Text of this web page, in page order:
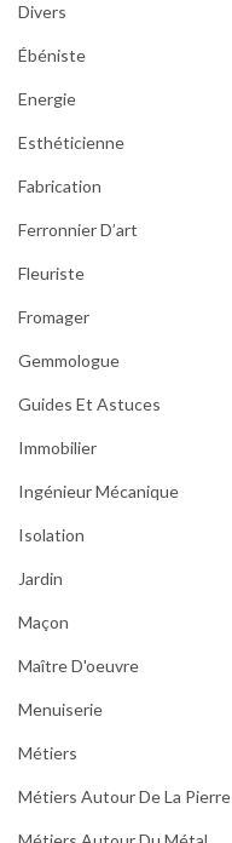
Divers
Ébéniste
Energie
Esthéticienne
Fabrication
Ferronnier D’art
Fleuriste
Fromager
Gemmologue
Guides Et Astuces
Immobilier
Ingénieur Mécanique
Isolation
Jardin
Maçon
Maître D'oeuvre
Menuiserie
Métiers
Métiers Autour De La Pierre